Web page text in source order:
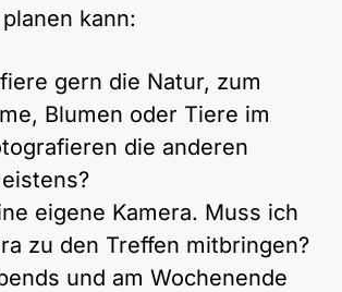
kann:
gern die Natur, zum
Blumen oder Tiere im
die anderen
eigene Kamera. Muss ich
zu den Treffen mitbringen?
und am Wochenende